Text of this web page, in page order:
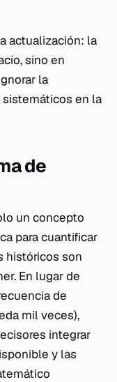
actualización: la
sino en
la
sistemáticos en la
de
un concepto
para cuantificar
históricos son
En lugar de
de
mil veces),
integrar
y las